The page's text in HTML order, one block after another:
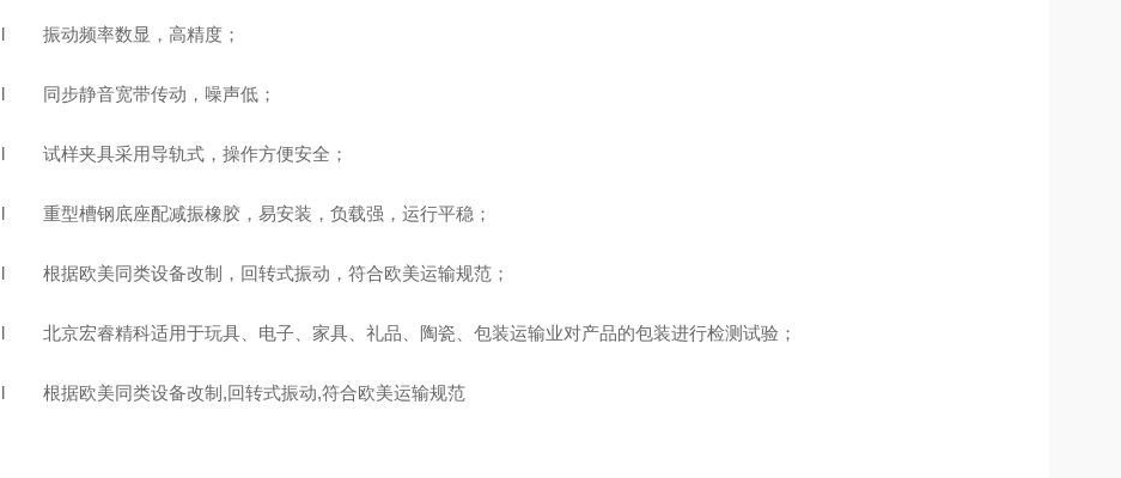
l 振动频率数显，高精度；
l 同步静音宽带传动，噪声低；
l 试样夹具采用导轨式，操作方便安全；
l 重型槽钢底座配减振橡胶，易安装，负载强，运行平稳；
l 根据欧美同类设备改制，回转式振动，符合欧美运输规范；
l 北京宏睿精科适用于玩具、电子、家具、礼品、陶瓷、包装运输业对产品的包装进行检测试验；
l 根据欧美同类设备改制,回转式振动,符合欧美运输规范